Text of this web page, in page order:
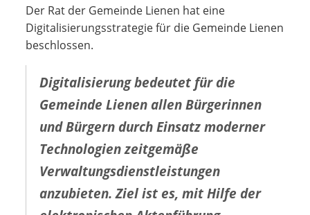
Der Rat der Gemeinde Lienen hat eine
Digitalisierungsstrategie für die Gemeinde Lienen
beschlossen.
Digitalisierung bedeutet für die
Gemeinde Lienen allen Bürgerinnen
und Bürgern durch Einsatz moderner
Technologien zeitgemäße
Verwaltungsdienstleistungen
anzubieten. Ziel ist es, mit Hilfe der